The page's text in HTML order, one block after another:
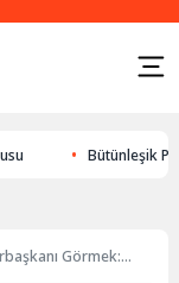
Bütünleşik
Görmek: